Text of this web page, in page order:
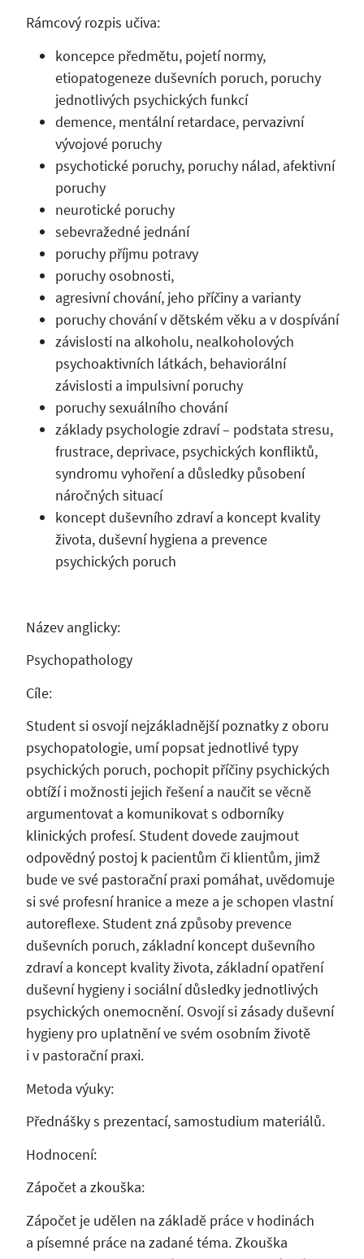
Rámcový rozpis učiva:
koncepce předmětu, pojetí normy,
etiopatogeneze duševních poruch, poruchy
jednotlivých psychických funkcí
demence, mentální retardace, pervazivní
vývojové poruchy
psychotické poruchy, poruchy nálad, afektivní
poruchy
neurotické poruchy
sebevražedné jednání
poruchy příjmu potravy
poruchy osobnosti,
agresivní chování, jeho příčiny a varianty
poruchy chování v dětském věku a v dospívání
závislosti na alkoholu, nealkoholových
psychoaktivních látkách, behaviorální
závislosti a impulsivní poruchy
poruchy sexuálního chování
základy psychologie zdraví – podstata stresu,
frustrace, deprivace, psychických konfliktů,
syndromu vyhoření a důsledky působení
náročných situací
koncept duševního zdraví a koncept kvality
života, duševní hygiena a prevence
psychických poruch
Název anglicky:
Psychopathology
Cíle:
Student si osvojí nejzákladnější poznatky z oboru
psychopatologie, umí popsat jednotlivé typy
psychických poruch, pochopit příčiny psychických
obtíží i možnosti jejich řešení a naučit se věcně
argumentovat a komunikovat s odborníky
klinických profesí. Student dovede zaujmout
odpovědný postoj k pacientům či klientům, jimž
bude ve své pastorační praxi pomáhat, uvědomuje
si své profesní hranice a meze a je schopen vlastní
autoreflexe. Student zná způsoby prevence
duševních poruch, základní koncept duševního
zdraví a koncept kvality života, základní opatření
duševní hygieny i sociální důsledky jednotlivých
psychických onemocnění. Osvojí si zásady duševní
hygieny pro uplatnění ve svém osobním životě
i v pastorační praxi.
Metoda výuky:
Přednášky s prezentací, samostudium materiálů.
Hodnocení:
Zápočet a zkouška:
Zápočet je udělen na základě práce v hodinách
a písemné práce na zadané téma. Zkouška